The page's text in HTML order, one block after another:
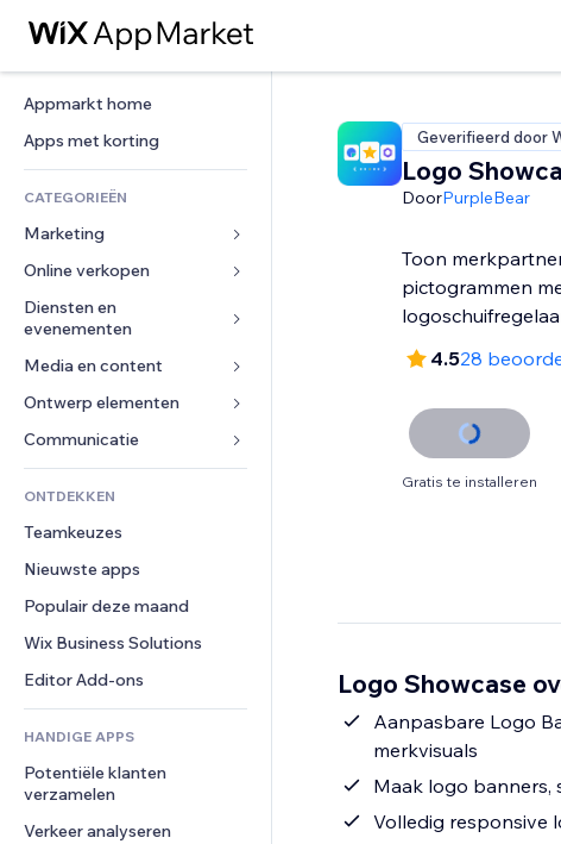
Appmarkt home
Apps met korting
CATEGORIEËN
Marketing
Advertenties
Mobiel
Analytics
Social media
SEO
Betrokkenheid
Websitevermeldingen
E-mail
Conversie
Online verkopen
Apps voor webshops
Verzending en levering
Verkoopknoppen
Online cursussen
Print on demand
Boekhouding
Coupons en loyaliteit
Opslagoplossingen
Dropshipping
Prijzen en abonnementen
Crowdfunding
Eten en drinken
Diensten en
evenementen
Hotels
Evenementen
Restaurants
Vastgoed
Boekingen
Media en content
Galerij
Muziek
Podcasts
Fotografie
Video
PDF
Bestanden delen
Nieuws
Ontwerp elementen
Kaarten en navigatie
Privacy en beveiliging
Ontime
Pagina templates
Afbeeldingseffecten
Knoppen en menu's
Banners en badges
Rekenmachines
Zoeken
Weer
Grafieken en tabellen
Formulieren
Enquêtes
Chat
Opmerkingen
Telefoonnummer
Community
Beoordelingen en testimonials
CRM
ONTDEKKEN
Teamkeuzes
Nieuwste apps
Populair deze maand
Wix Business Solutions
Editor Add-ons
HANDIGE APPS
Potentiële klanten
verzamelen
Verkeer analyseren
Geverifieerd door
Logo
DoorPurpleBear
Toon
pictogrammen
4.528
Gratis te installeren
Logo Showcase
Aanpasbare Logo
merkvisuals
Maak logo banners,
Volledig responsive